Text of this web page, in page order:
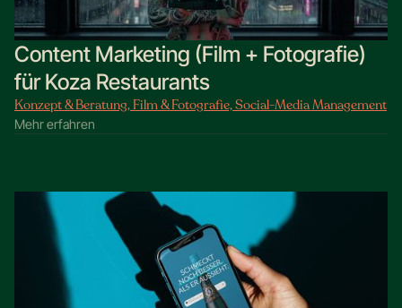
Content Marketing (Film + Fotografie)
für Koza Restaurants
Konzept & Beratung, Film & Fotografie, Social-Media Management
Mehr erfahren